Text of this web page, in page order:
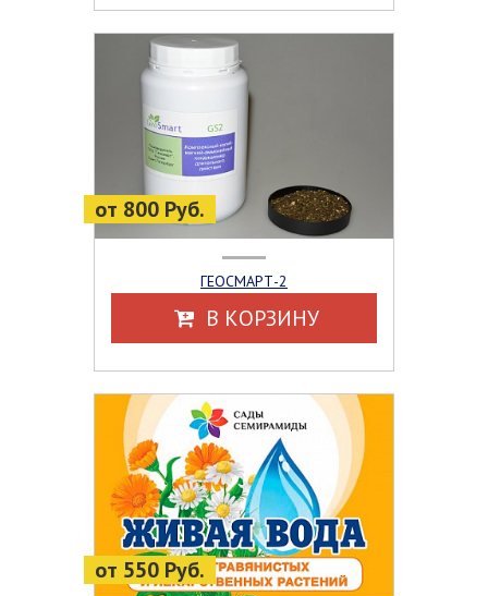
от 800 Руб.
ГЕОСМАРТ-2
В КОРЗИНУ
от 550 Руб.